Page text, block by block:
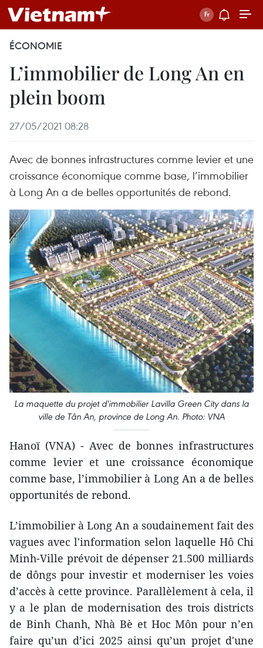
ÉCONOMIE
L’immobilier de Long An en
plein boom
27/05/2021 08:28
Avec de bonnes infrastructures comme levier et une
croissance économique comme base, l’immobilier
à Long An a de belles opportunités de rebond.
La maquette du projet d'immobilier Lavilla Green City dans la
ville de Tân An, province de Long An. Photo: VNA
Hanoï (VNA) - Avec de bonnes infrastructures
comme levier et une croissance économique
comme base, l’immobilier à Long An a de belles
opportunités de rebond.
L’immobilier à Long An a soudainement fait des
vagues avec l'information selon laquelle Hô Chi
Minh-Ville prévoit de dépenser 21.500 milliards
de dôngs pour investir et moderniser les voies
d’accès à cette province. Parallèlement à cela, il
y a le plan de modernisation des trois districts
de Binh Chanh, Nhà Bè et Hoc Môn pour n’en
faire qu’un d’ici 2025 ainsi qu’un projet d'une